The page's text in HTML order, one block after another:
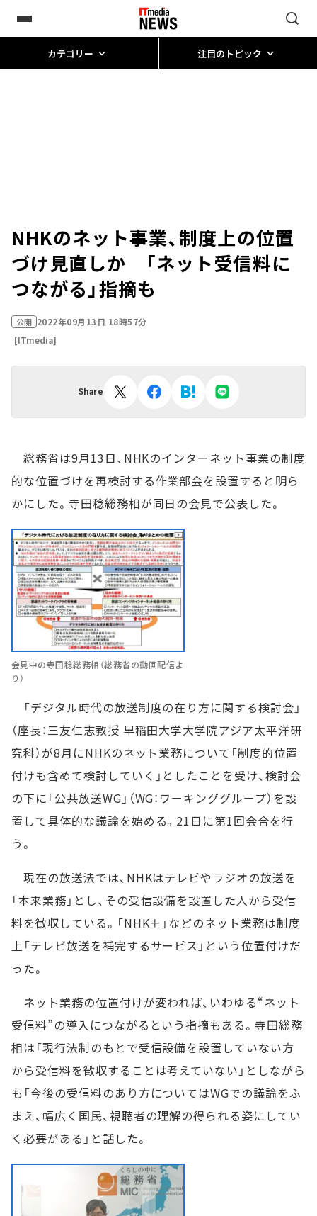
カテゴリー 注目のトピック
NHKのネット事業、制度上の位置
づけ見直しか 「ネット受信料に
つながる」指摘も
公開 2022年09月13日 18時57分
[ITmedia]
Share
総務省は9月13日、NHKのインターネット事業の制度
的な位置づけを再検討する作業部会を設置すると明ら
かにした。寺田稔総務相が同日の会見で公表した。
会見中の寺田稔総務相（総務省の動画配信よ
り）
「デジタル時代の放送制度の在り方に関する検討会」
（座長：三友仁志教授 早稲田大学大学院アジア太平洋研
究科）が8月にNHKのネット業務について「制度的位置
付けも含めて検討していく」としたことを受け、検討会
の下に「公共放送WG」（WG：ワーキンググループ）を設
置して具体的な議論を始める。21日に第1回会合を行
う。
現在の放送法では、NHKはテレビやラジオの放送を
「本来業務」とし、その受信設備を設置した人から受信
料を徴収している。「NHK＋」などのネット業務は制度
上「テレビ放送を補完するサービス」という位置付けだ
った。
ネット業務の位置付けが変われば、いわゆる“ネット
受信料”の導入につながるという指摘もある。寺田総務
相は「現行法制のもとで受信設備を設置していない方
から受信料を徴収することは考えていない」としながら
も「今後の受信料のあり方についてはWGでの議論をふ
まえ、幅広く国民、視聴者の理解の得られる姿にしてい
く必要がある」と話した。